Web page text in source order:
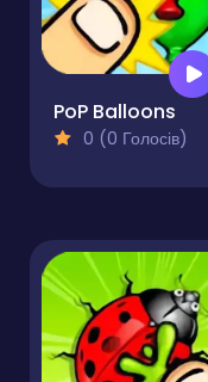
PoP Balloons
0 (0 Голосів)